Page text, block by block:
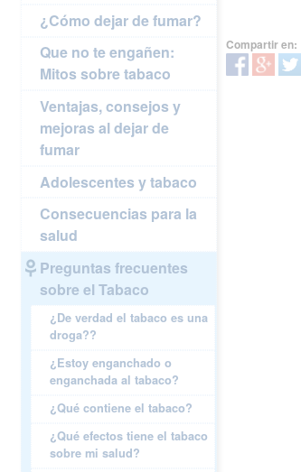
¿Cómo dejar de fumar?
Que no te engañen:
Mitos sobre tabaco
Ventajas, consejos y
mejoras al dejar de
fumar
Adolescentes y tabaco
Consecuencias para la
salud
Preguntas frecuentes
sobre el Tabaco
¿De verdad el tabaco es una
droga??
¿Estoy enganchado o
enganchada al tabaco?
¿Qué contiene el tabaco?
¿Qué efectos tiene el tabaco
sobre mi salud?
Compartir en: